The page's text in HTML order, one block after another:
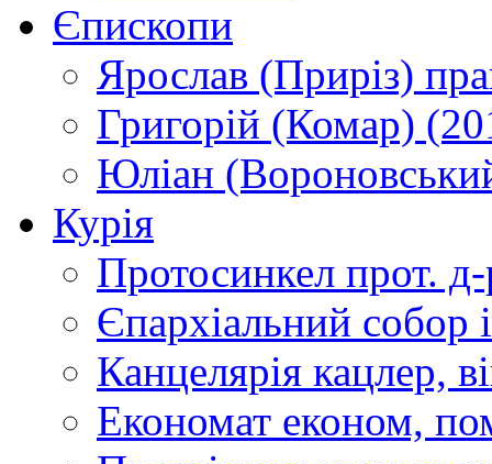
Єпископи
Ярослав (Приріз)
Григорій (Комар)
Юліан
Курія
Протосинкел прот.
Єпархіальний собор
Канцелярія кацлер,
Економат економ,